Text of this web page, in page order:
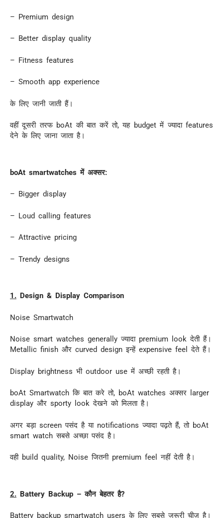
– Premium design
– Better display quality
– Fitness features
– Smooth app experience
के लिए जानी जाती हैं।
वहीं दूसरी तरफ boAt की बात करें तो, यह budget में ज्यादा features
देने के लिए जाना जाता है।
boAt smartwatches में अक्सर:
– Bigger display
– Loud calling features
– Attractive pricing
– Trendy designs
1. Design & Display Comparison
Noise Smartwatch
Noise smart watches generally ज्यादा premium look देती हैं।
Metallic finish और curved design इन्हें expensive feel देते हैं।
Display brightness भी outdoor use में अच्छी रहती है।
boAt Smartwatch कि बात करे तो, boAt watches अक्सर larger
display और sporty look देखने को मिलता है।
अगर बड़ा screen पसंद है या notifications ज्यादा पढ़ते हैं, तो boAt
smart watch सबसे अच्छा पसंद है।
वही build quality, Noise जितनी premium feel नहीं देती है।
2. Battery Backup – कौन बेहतर है?
Battery backup smartwatch users के लिए सबसे जरूरी चीज़ है।